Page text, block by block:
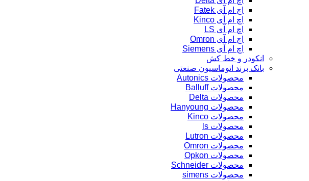
اچ ام آی Fatek
اچ ام آی Kinco
اچ ام آی LS
اچ ام آی Omron
اچ ام آی Siemens
انکودر و خط کش
بانک برند اتوماسیون صنعتی
محصولات Autonics
محصولات Balluff
محصولات Delta
محصولات Hanyoung
محصولات Kinco
محصولات ls
محصولات Lutron
محصولات Omron
محصولات Opkon
محصولات Schneider
محصولات simens